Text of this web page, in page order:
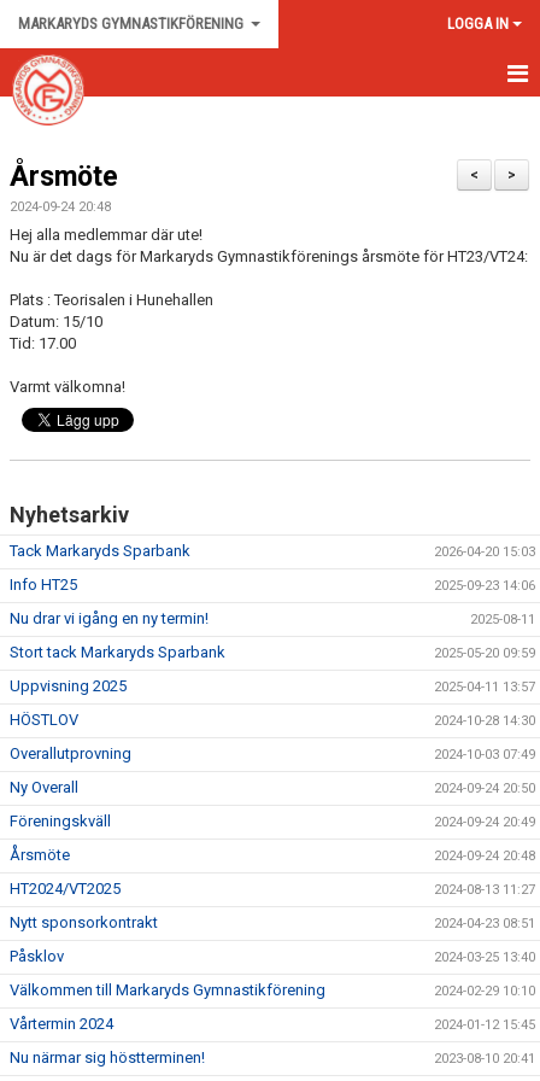
MARKARYDS GYMNASTIKFÖRENING LOGGA IN
HEM
NYHETER
OM KLUBBEN
GÄSTBOK
BILDGALLERI
DOKUMENT
>
<
Årsmöte
2024-09-24 20:48
Hej alla medlemmar där ute!
Nu är det dags för Markaryds Gymnastikförenings årsmöte för HT23/VT24:
Plats : Teorisalen i Hunehallen
Datum: 15/10
Tid: 17.00
Varmt välkomna!
Nyhetsarkiv
Tack Markaryds Sparbank 2026-04-20 15:03
Info HT25 2025-09-23 14:06
Nu drar vi igång en ny termin! 2025-08-11
Stort tack Markaryds Sparbank 2025-05-20 09:59
Uppvisning 2025 2025-04-11 13:57
HÖSTLOV 2024-10-28 14:30
Overallutprovning 2024-10-03 07:49
Ny Overall 2024-09-24 20:50
Föreningskväll 2024-09-24 20:49
Årsmöte 2024-09-24 20:48
HT2024/VT2025 2024-08-13 11:27
Nytt sponsorkontrakt 2024-04-23 08:51
Påsklov 2024-03-25 13:40
Välkommen till Markaryds Gymnastikförening 2024-02-29 10:10
Vårtermin 2024 2024-01-12 15:45
Nu närmar sig höstterminen! 2023-08-10 20:41